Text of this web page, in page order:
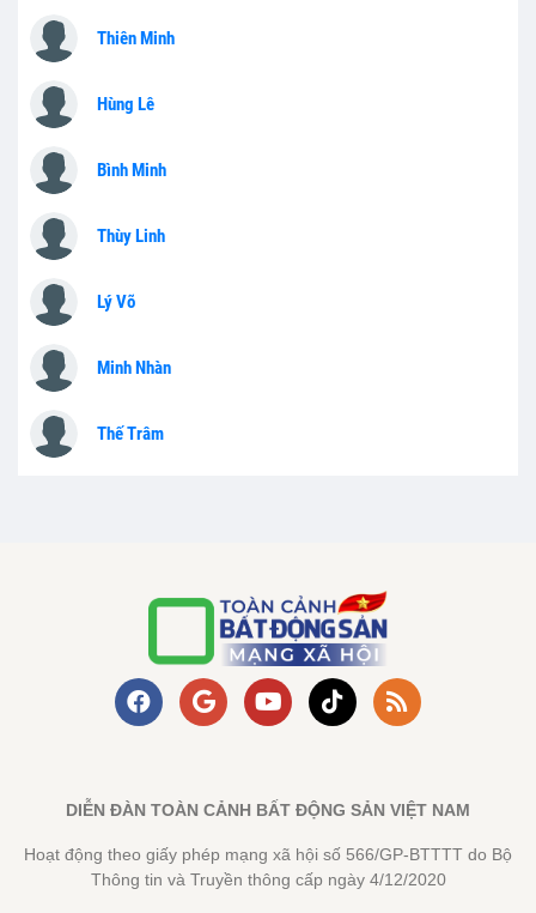
Thiên Minh
Hùng Lê
Bình Minh
Thùy Linh
Lý Võ
Minh Nhàn
Thế Trâm
DIỄN ĐÀN TOÀN CẢNH BẤT ĐỘNG SẢN VIỆT NAM
Hoạt động theo giấy phép mạng xã hội số 566/GP-BTTTT do Bộ
Thông tin và Truyền thông cấp ngày 4/12/2020